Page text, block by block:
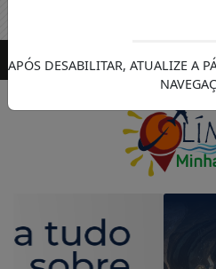
Entrar
APÓS DESABILITAR, ATUALIZE A